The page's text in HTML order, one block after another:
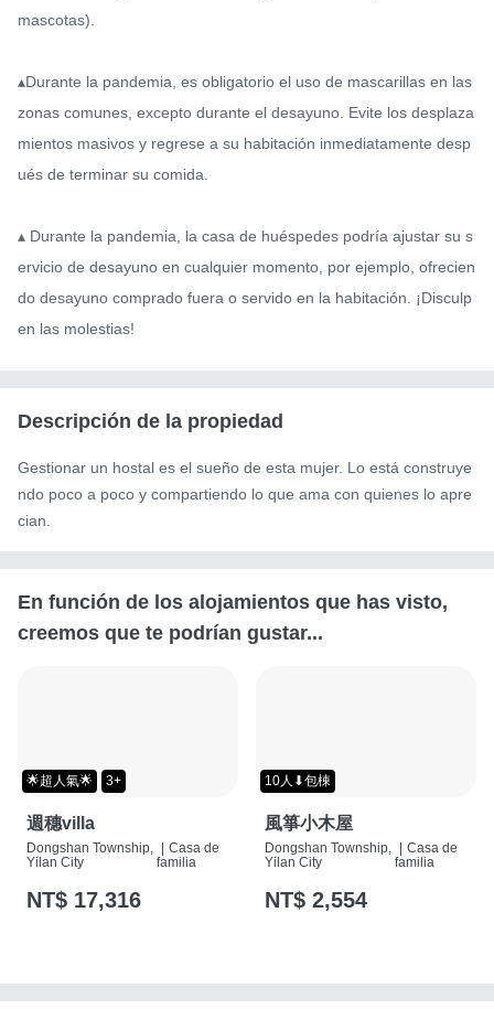
mascotas).
▴Durante la pandemia, es obligatorio el uso de mascarillas en las
zonas comunes, excepto durante el desayuno. Evite los desplaza
mientos masivos y regrese a su habitación inmediatamente desp
ués de terminar su comida.
▴ Durante la pandemia, la casa de huéspedes podría ajustar su s
ervicio de desayuno en cualquier momento, por ejemplo, ofrecien
do desayuno comprado fuera o servido en la habitación. ¡Disculp
en las molestias!
Descripción de la propiedad
Gestionar un hostal es el sueño de esta mujer. Lo está construye
ndo poco a poco y compartiendo lo que ama con quienes lo apre
cian.
En función de los alojamientos que has visto,
creemos que te podrían gustar...
🌟超人氣🌟 3+
週穗villa
Dongshan Township,
Yilan City
Casa de
familia
NT$ 17,316
10人⬇包棟
風箏小木屋
Dongshan Township,
Yilan City
Casa de
familia
NT$ 2,554